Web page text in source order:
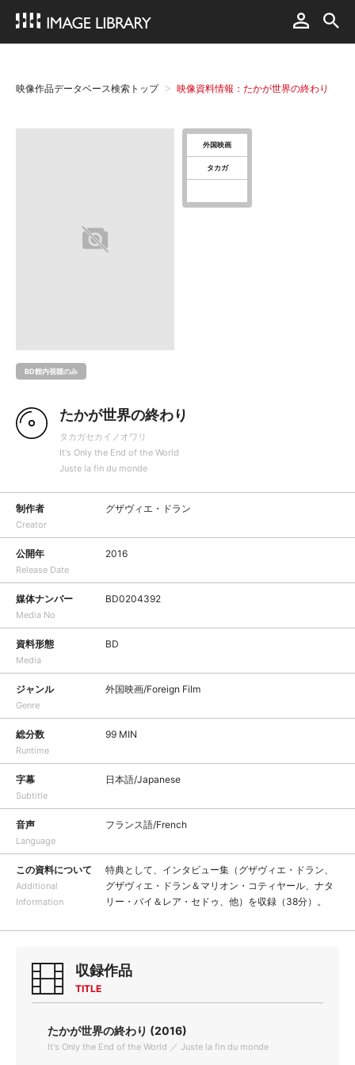
映像作品データベース検索トップ 映像資料情報：たかが世界の終わり
BD館内視聴のみ
外国映画
タカガ
たかが世界の終わり
タカガセカイノオワリ
It's Only the End of the World
Juste la fin du monde
制作者
Creator
グザヴィエ・ドラン
公開年
Release Date
2016
媒体ナンバー
Media No
BD0204392
資料形態
Media
BD
ジャンル
Genre
外国映画/Foreign Film
総分数
Runtime
99 MIN
字幕
Subtitle
日本語/Japanese
音声
Language
フランス語/French
この資料について
Additional
Information
特典として、インタビュー集（グザヴィエ・ドラン、
グザヴィエ・ドラン＆マリオン・コティヤール、ナタ
リー・バイ＆レア・セドゥ、他）を収録（38分）。
収録作品
TITLE
たかが世界の終わり (2016)
It's Only the End of the World ／ Juste la fin du monde